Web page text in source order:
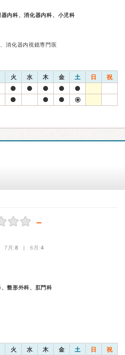
内科、消化器内科、小児科
消化器内視鏡専門医
火 水 木 金 土 日 祝
－
7月:8 | 6月:4
整形外科、肛門科
火 水 木 金 土 日 祝